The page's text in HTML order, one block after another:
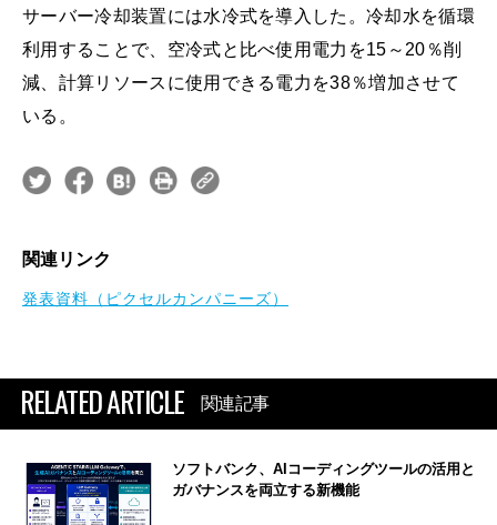
サーバー冷却装置には水冷式を導入した。冷却水を循環
利用することで、空冷式と比べ使用電力を15～20％削
減、計算リソースに使用できる電力を38％増加させて
いる。
関連リンク
発表資料（ピクセルカンパニーズ）
RELATED ARTICLE 関連記事
ソフトバンク、AIコーディングツールの活用と
ガバナンスを両立する新機能